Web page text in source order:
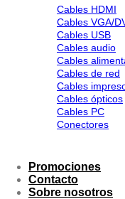
Cables HDMI
Cables VGA/
Cables USB
Cables audio
Cables
Cables de red
Cables
Cables ópticos
Cables PC
Conectores
Promociones
Contacto
Sobre nosotros